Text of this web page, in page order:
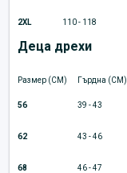
2XL 110 - 118
Деца дрехи
Размер (CM) Гърдна (CM)
56 39 - 43
62 43 - 46
68 46 - 47